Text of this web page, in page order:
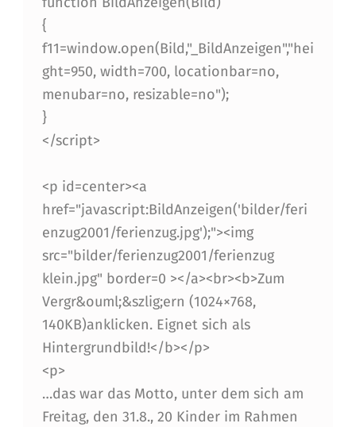
G
E
N
D
Z
U
M
A
N
F
A
S
S
E
N
{
f11=window.open(Bild,"_BildAnzeigen","hei
ght=950, width=700, locationbar=no,
menubar=no, resizable=no");
}
</script>
<p id=center><a
href="javascript:BildAnzeigen('bilder/feri
enzug2001/ferienzug.jpg');"><img
src="bilder/ferienzug2001/ferienzug
klein.jpg" border=0 ></a><br><b>Zum
Vergr&ouml;&szlig;ern (1024×768,
140KB)anklicken. Eignet sich als
Hintergrundbild!</b></p>
<p>
…das war das Motto, unter dem sich am
Freitag, den 31.8., 20 Kinder im Rahmen